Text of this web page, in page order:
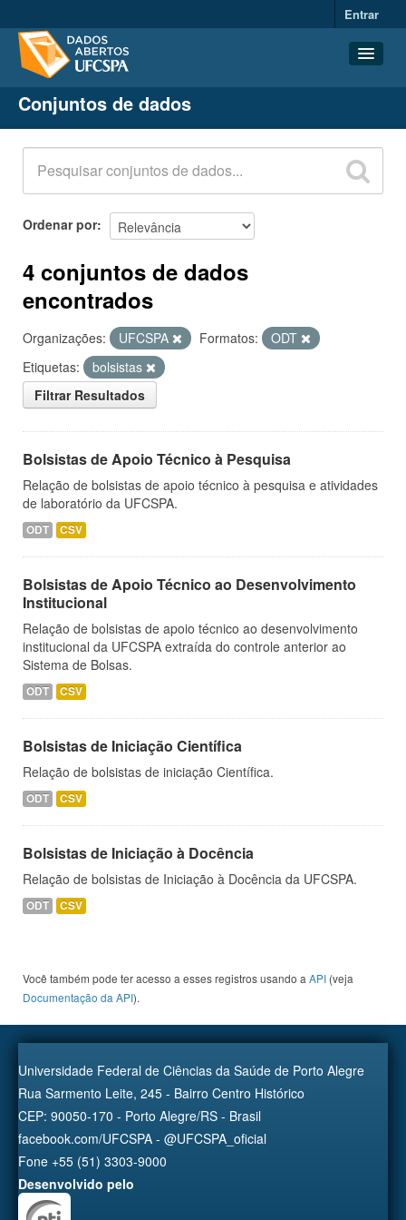
Entrar
Conjuntos de dados
Organizações
Grupos
Sobre
Conjuntos de dados
Ordenar por
4 conjuntos de dados
encontrados
Organizações: UFCSPA Formatos:
ODT
Etiquetas:
bolsistas
Filtrar Resultados
Bolsistas de Apoio Técnico à Pesquisa
Relação de bolsistas de apoio técnico à pesquisa e atividades
de laboratório da UFCSPA.
ODT CSV
Bolsistas de Apoio Técnico ao Desenvolvimento
Institucional
Relação de bolsistas de apoio técnico ao desenvolvimento
institucional da UFCSPA extraída do controle anterior ao
Sistema de Bolsas.
ODT CSV
Bolsistas de Iniciação Científica
Relação de bolsistas de iniciação Científica.
ODT CSV
Bolsistas de Iniciação à Docência
Relação de bolsistas de Iniciação à Docência da UFCSPA.
ODT CSV
Você também pode ter acesso a esses registros usando a API (veja
Documentação da API).
Universidade Federal de Ciências da Saúde de Porto Alegre
Rua Sarmento Leite, 245 - Bairro Centro Histórico
CEP: 90050-170 - Porto Alegre/RS - Brasil
facebook.com/UFCSPA - @UFCSPA_oficial
Fone +55 (51) 3303-9000
Desenvolvido pelo